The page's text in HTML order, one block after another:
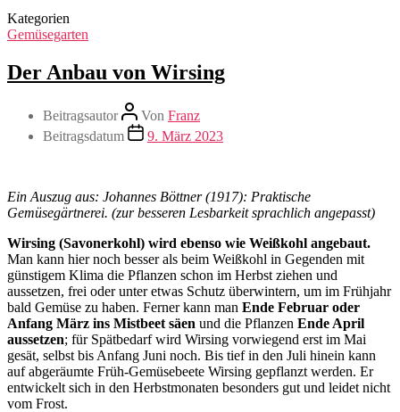
Kategorien
Gemüsegarten
Der Anbau von Wirsing
Beitragsautor Von Franz
Beitragsdatum
9. März 2023
Ein Auszug aus: Johannes Böttner (1917): Praktische
Gemüsegärtnerei. (zur besseren Lesbarkeit sprachlich angepasst)
Wirsing (Savonerkohl) wird ebenso wie Weißkohl angebaut.
Man kann hier noch besser als beim Weißkohl in Gegenden mit
günstigem Klima die Pflanzen schon im Herbst ziehen und
aussetzen, frei oder unter etwas Schutz überwintern, um im Frühjahr
bald Gemüse zu haben. Ferner kann man Ende Februar oder
Anfang März ins Mistbeet säen und die Pflanzen Ende April
aussetzen; für Spätbedarf wird Wirsing vorwiegend erst im Mai
gesät, selbst bis Anfang Juni noch. Bis tief in den Juli hinein kann
auf abgeräumte Früh-Gemüsebeete Wirsing gepflanzt werden. Er
entwickelt sich in den Herbstmonaten besonders gut und leidet nicht
vom Frost.